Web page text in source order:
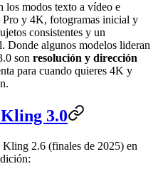
modos texto a vídeo e
Pro y 4K, fotogramas inicial y
consistentes y un
Donde algunos modelos lideran
son resolución y dirección
para cuando quieres 4K y
3.0
2.6 (finales de 2025) en